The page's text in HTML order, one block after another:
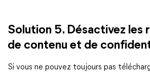
Solution 5. Désactivez les
de contenu et de
Si vous ne pouvez toujours pas